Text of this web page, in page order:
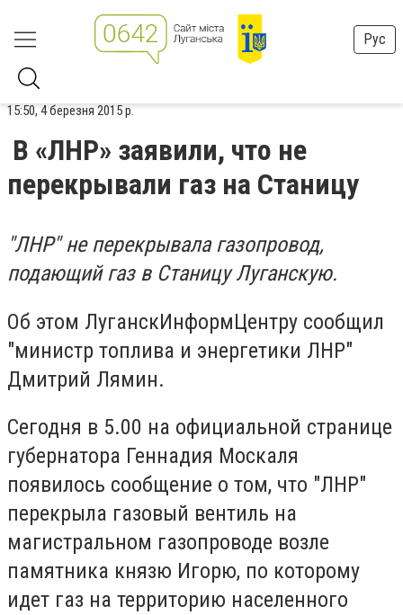
Рус
15:50, 4 березня 2015 р.
В «ЛНР» заявили, что не
перекрывали газ на Станицу
"ЛНР" не перекрывала газопровод,
подающий газ в Станицу Луганскую.
Об этом ЛуганскИнформЦентру сообщил
"министр топлива и энергетики ЛНР"
Дмитрий Лямин.
Сегодня в 5.00 на официальной странице
губернатора Геннадия Москаля
появилось сообщение о том, что "ЛНР"
перекрыла газовый вентиль на
магистральном газопроводе возле
памятника князю Игорю, по которому
идет газ на территорию населенного